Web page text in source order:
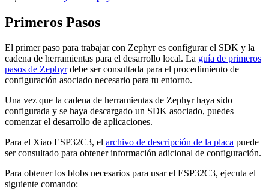
Primeros Pasos
El primer paso para trabajar con Zephyr es configurar el SDK y la
cadena de herramientas para el desarrollo local. La guía de primeros
pasos de Zephyrdebe ser consultada para el procedimiento de
configuración asociado necesario para tu entorno.
Una vez que la cadena de herramientas de Zephyr haya sido
configurada y se haya descargado un SDK asociado, puedes
comenzar el desarrollo de aplicaciones.
Para el Xiao ESP32C3, el archivo de descripción de la placa puede
ser consultado para obtener información adicional de configuración.
Para obtener los blobs necesarios para usar el ESP32C3, ejecuta el
siguiente comando: